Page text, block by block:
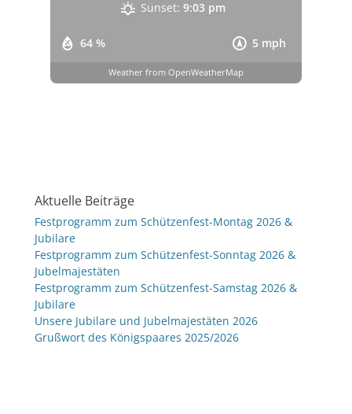
64 % 5 mph
Sunset: 9:03 pm
Weather from OpenWeatherMap
Aktuelle Beiträge
Festprogramm zum Schützenfest-Montag 2026 &
Jubilare
Festprogramm zum Schützenfest-Sonntag 2026 &
Jubelmajestäten
Festprogramm zum Schützenfest-Samstag 2026 &
Jubilare
Unsere Jubilare und Jubelmajestäten 2026
Grußwort des Königspaares 2025/2026